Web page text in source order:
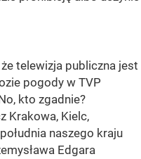
że telewizja publiczna jest
pogody w TVP
kto zgadnie?
Krakowa, Kielc,
naszego kraju
Edgara